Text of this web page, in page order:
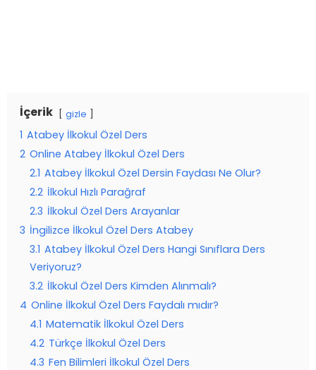
İçerik gizle
1 Atabey İlkokul Özel Ders
2 Online Atabey İlkokul Özel Ders
2.1 Atabey İlkokul Özel Dersin Faydası Ne Olur?
2.2 İlkokul Hızlı Parağraf
2.3 İlkokul Özel Ders Arayanlar
3 İngilizce İlkokul Özel Ders Atabey
3.1 Atabey İlkokul Özel Ders Hangi Sınıflara Ders
Veriyoruz?
3.2 İlkokul Özel Ders Kimden Alınmalı?
4 Online İlkokul Özel Ders Faydalı mıdır?
4.1 Matematik İlkokul Özel Ders
4.2 Türkçe İlkokul Özel Ders
4.3 Fen Bilimleri İlkokul Özel Ders